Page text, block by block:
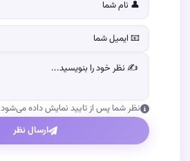
نظر شما پس از تایید نمایش داده می‌شود
ارسال نظر